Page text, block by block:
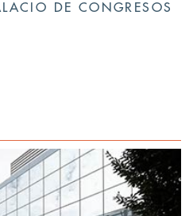
DE CONGRESOS